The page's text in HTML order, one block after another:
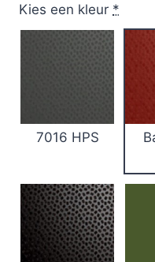
Kies een kleur *
7016 HPS